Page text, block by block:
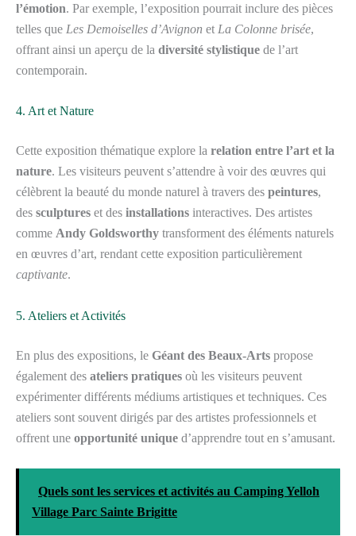
l’émotion. Par exemple, l’exposition pourrait inclure des pièces
telles que Les Demoiselles d’Avignon et La Colonne brisée,
offrant ainsi un aperçu de la diversité stylistique de l’art
contemporain.
4. Art et Nature
Cette exposition thématique explore la relation entre l’art et la
nature. Les visiteurs peuvent s’attendre à voir des œuvres qui
célèbrent la beauté du monde naturel à travers des peintures,
des sculptures et des installations interactives. Des artistes
comme Andy Goldsworthy transforment des éléments naturels
en œuvres d’art, rendant cette exposition particulièrement
captivante.
5. Ateliers et Activités
En plus des expositions, le Géant des Beaux-Arts propose
également des ateliers pratiques où les visiteurs peuvent
expérimenter différents médiums artistiques et techniques. Ces
ateliers sont souvent dirigés par des artistes professionnels et
offrent une opportunité unique d’apprendre tout en s’amusant.
Quels sont les services et activités au Camping Yelloh
Village Parc Sainte Brigitte